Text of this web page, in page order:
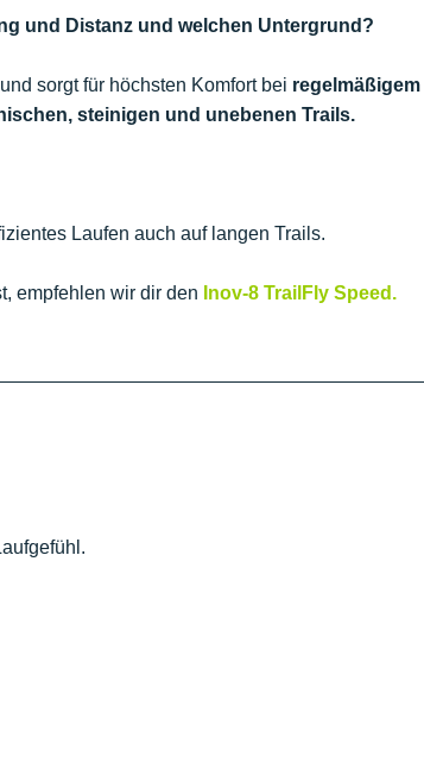
und Distanz und welchen Untergrund?
sorgt für höchsten Komfort bei regelmäßigem
steinigen und unebenen Trails.
Laufen auch auf langen Trails.
empfehlen wir dir den Inov-8 TrailFly Speed.